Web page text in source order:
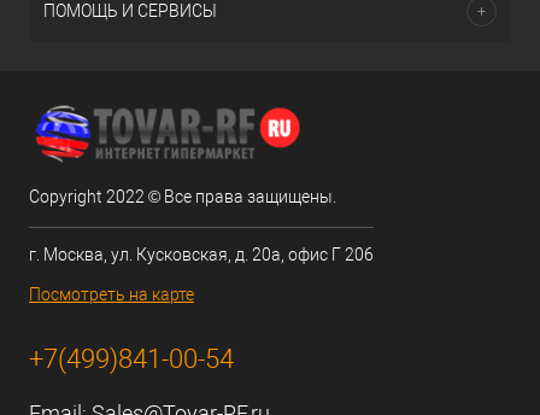
ПОМОЩЬ И СЕРВИСЫ
Copyright 2022 © Все права защищены.
г. Москва, ул. Кусковская, д. 20а, офис Г 206
Посмотреть на карте
+7(499)841-00-54